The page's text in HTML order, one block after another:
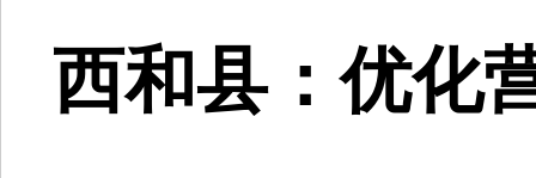
西和县：优化